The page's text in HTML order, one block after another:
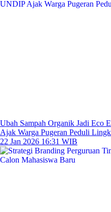
Ubah Sampah Organik Jadi
Ajak Warga Pugeran Peduli
22 Jan 2026 16:31 WIB